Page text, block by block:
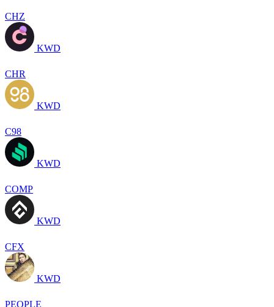
CHZ
KWD
CHR
KWD
C98
KWD
COMP
KWD
CFX
KWD
PEOPLE